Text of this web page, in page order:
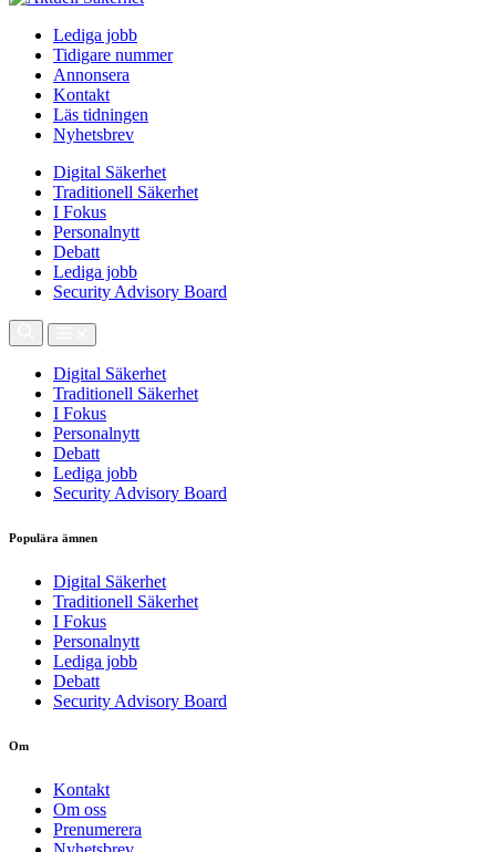
Lediga jobb
Tidigare nummer
Annonsera
Kontakt
Läs tidningen
Nyhetsbrev
Digital Säkerhet
Traditionell Säkerhet
I Fokus
Personalnytt
Debatt
Lediga jobb
Security Advisory Board
Digital Säkerhet
Traditionell Säkerhet
I Fokus
Personalnytt
Debatt
Lediga jobb
Security Advisory Board
Populära ämnen
Digital Säkerhet
Traditionell Säkerhet
I Fokus
Personalnytt
Lediga jobb
Debatt
Security Advisory Board
Om
Kontakt
Om oss
Prenumerera